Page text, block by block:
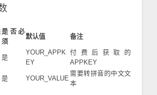
是否必
须
默认值 备注
是
YOUR_APPK
EY
付费后获取的
APPKEY
是 YOUR_VALUE
需要转拼音的中文文
本